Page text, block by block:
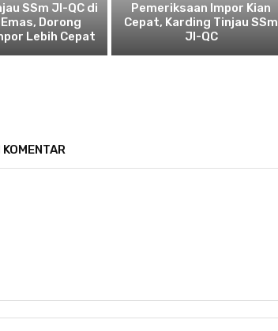
SSm JI-QC di
Dorong
Lebih Cepat
Pemeriksaan Impor Kian
Cepat, Karding Tinjau SSm
JI-QC